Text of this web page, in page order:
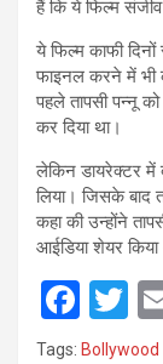
हैं कि ये फिल्म संजीव
ये फिल्म काफी
फाइनल करने में भी
पहले तापसी पन्नू
कर दिया था।
लेकिन डायरेक्टर में
लिया। जिसके बाद
कहा की उन्होंने
आईडिया शेयर किया
F
a
T
wi
Tags: Bollywood